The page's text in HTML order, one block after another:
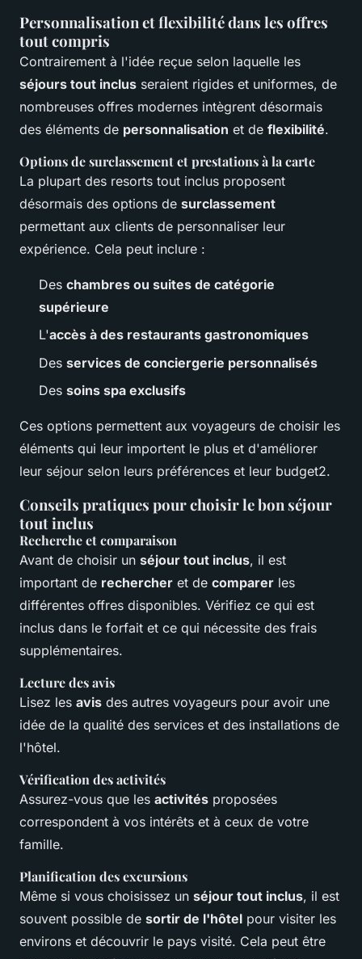
Personnalisation et flexibilité dans les offres
tout compris
Contrairement à l'idée reçue selon laquelle les
séjours tout inclus seraient rigides et uniformes, de
nombreuses offres modernes intègrent désormais
des éléments de personnalisation et de flexibilité.
Options de surclassement et prestations à la carte
La plupart des resorts tout inclus proposent
désormais des options de surclassement
permettant aux clients de personnaliser leur
expérience. Cela peut inclure :
Des chambres ou suites de catégorie
supérieure
L'accès à des restaurants gastronomiques
Des services de conciergerie personnalisés
Des soins spa exclusifs
Ces options permettent aux voyageurs de choisir les
éléments qui leur importent le plus et d'améliorer
leur séjour selon leurs préférences et leur budget2.
Conseils pratiques pour choisir le bon séjour
tout inclus
Recherche et comparaison
Avant de choisir un séjour tout inclus, il est
important de rechercher et de comparer les
différentes offres disponibles. Vérifiez ce qui est
inclus dans le forfait et ce qui nécessite des frais
supplémentaires.
Lecture des avis
Lisez les avis des autres voyageurs pour avoir une
idée de la qualité des services et des installations de
l'hôtel.
Vérification des activités
Assurez-vous que les activités proposées
correspondent à vos intérêts et à ceux de votre
famille.
Planification des excursions
Même si vous choisissez un séjour tout inclus, il est
souvent possible de sortir de l'hôtel pour visiter les
environs et découvrir le pays visité. Cela peut être